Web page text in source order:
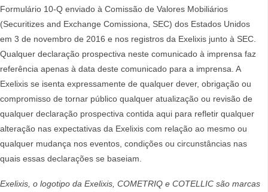
Formulário 10-Q enviado à Comissão de Valores Mobiliários
(Securitizes and Exchange Comissiona, SEC) dos Estados Unidos
em 3 de novembro de 2016 e nos registros da Exelixis junto à SEC.
Qualquer declaração prospectiva neste comunicado à imprensa faz
referência apenas à data deste comunicado para a imprensa. A
Exelixis se isenta expressamente de qualquer dever, obrigação ou
compromisso de tornar público qualquer atualização ou revisão de
qualquer declaração prospectiva contida aqui para refletir qualquer
alteração nas expectativas da Exelixis com relação ao mesmo ou
qualquer mudança nos eventos, condições ou circunstâncias nas
quais essas declarações se baseiam.
Exelixis, o logotipo da Exelixis, COMETRIQ e COTELLIC são marcas